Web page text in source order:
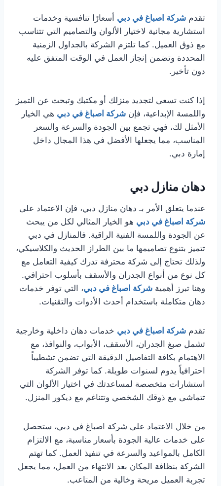
تقدم شركة اصباغ في دبي أسعارًا تنافسية وخدمات
استشارية مجانية لاختيار الألوان والتصاميم التي تتناسب
مع ذوق العميل. كما تلتزم الشركة بالجداول الزمنية
المحددة وتضمن إنجاز العمل في الوقت المتفق عليه
دون تأخير.
إذا كنت تسعى لتجديد منزلك أو مكتبك وتبحث عن التميز
واللمسة الإبداعية، فإن شركة اصباغ في دبي هي الخيار
الأمثل لك، فهي تجمع بين الجودة والسرعة والسعر
المناسب، مما يجعلها الأفضل في هذا المجال داخل
إمارة دبي.
دهان منازل دبي
عندما يتعلق الأمر بـ دهان منازل دبي، فإن الاعتماد على
شركة اصباغ في دبي هو الخيار المثالي لكل من يبحث
عن الجودة واللمسة الفنية الراقية. فالمنازل في دبي
تتميز بتنوع تصاميمها ما بين الطراز الحديث والكلاسيكي،
ولذلك تحتاج إلى شركة محترفة تدرك كيفية التعامل مع
كل نوع من أنواع الجدران والأسقف بأسلوب احترافي.
وهنا تبرز أهمية شركة اصباغ في دبي، التي توفر خدمات
دهان متكاملة باستخدام أحدث الأدوات والتقنيات.
تقدم شركة اصباغ في دبي خدمات دهان داخلية وخارجية
تشمل صبغ الجدران، الأسقف، الأبواب، والنوافذ، مع
الاهتمام بكافة التفاصيل الدقيقة التي تضمن تشطيباً
احترافياً يدوم لسنوات طويلة. كما توفر الشركة
استشارات متخصصة لمساعدتك في اختيار الألوان التي
تتماشى مع ذوقك الشخصي وتتناغم مع ديكور المنزل.
من خلال الاعتماد على شركة اصباغ في دبي، ستحصل
على خدمات عالية الجودة بأسعار مناسبة، مع الالتزام
الكامل بالمواعيد والسرعة في تنفيذ العمل. كما تهتم
الشركة بنظافة المكان بعد الانتهاء من العمل، مما يجعل
تجربة العميل مريحة وخالية من المتاعب.